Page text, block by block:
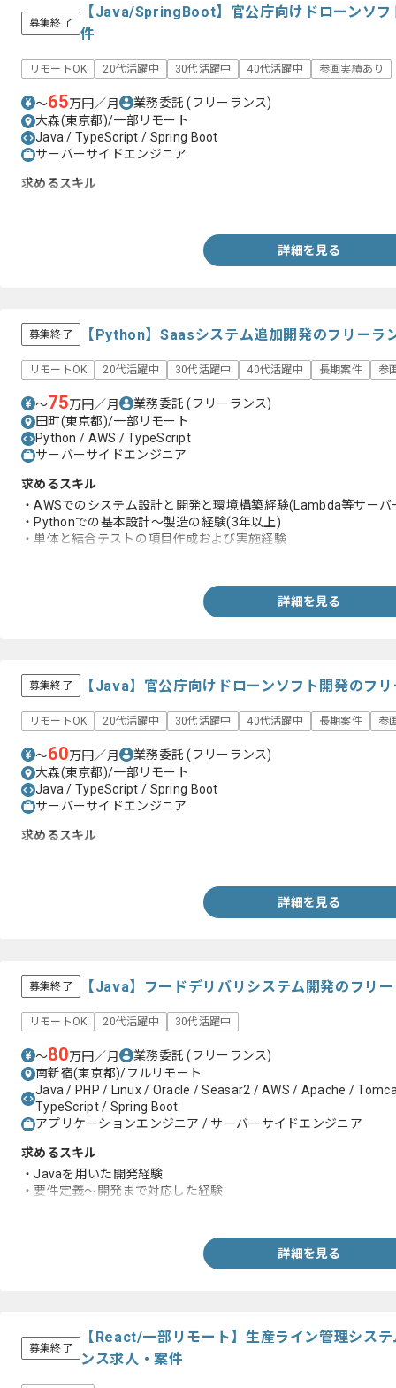
募集終了
【Java/SpringBoot】官公庁向けドローンソフ
件
リモートOK 20代活躍中 30代活躍中 40代活躍中 参画実績あり
〜65万円／月 業務委託(フリーランス)
大森(東京都)/一部リモート
Java / TypeScript / Spring Boot
サーバーサイドエンジニア
求めるスキル
詳細を見る
募集終了 【Python】Saasシステム追加開発のフリーラ
リモートOK 20代活躍中 30代活躍中 40代活躍中 長期案件 参
〜75万円／月 業務委託(フリーランス)
田町(東京都)/一部リモート
Python / AWS / TypeScript
サーバーサイドエンジニア
求めるスキル
・AWSでのシステム設計と開発と環境構築経験(Lambda等サー
・Pythonでの基本設計～製造の経験(3年以上)
・単体と結合テストの項目作成および実施経験
詳細を見る
募集終了 【Java】官公庁向けドローンソフト開発のフ
リモートOK 20代活躍中 30代活躍中 40代活躍中 長期案件 参
〜60万円／月 業務委託(フリーランス)
大森(東京都)/一部リモート
Java / TypeScript / Spring Boot
サーバーサイドエンジニア
求めるスキル
詳細を見る
募集終了 【Java】フードデリバリシステム開発のフリ
リモートOK 20代活躍中 30代活躍中
〜80万円／月 業務委託(フリーランス)
南新宿(東京都)/フルリモート
Java / PHP / Linux / Oracle / Seasar2 / AWS / Apache /
TypeScript / Spring Boot
アプリケーションエンジニア / サーバーサイドエンジニア
求めるスキル
・Javaを用いた開発経験
・要件定義～開発まで対応した経験
詳細を見る
募集終了
【React/一部リモート】生産ライン管理シス
ンス求人・案件